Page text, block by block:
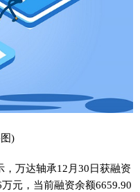
)
，万达轴承12月30日获融资
元，当前融资余额6659.90